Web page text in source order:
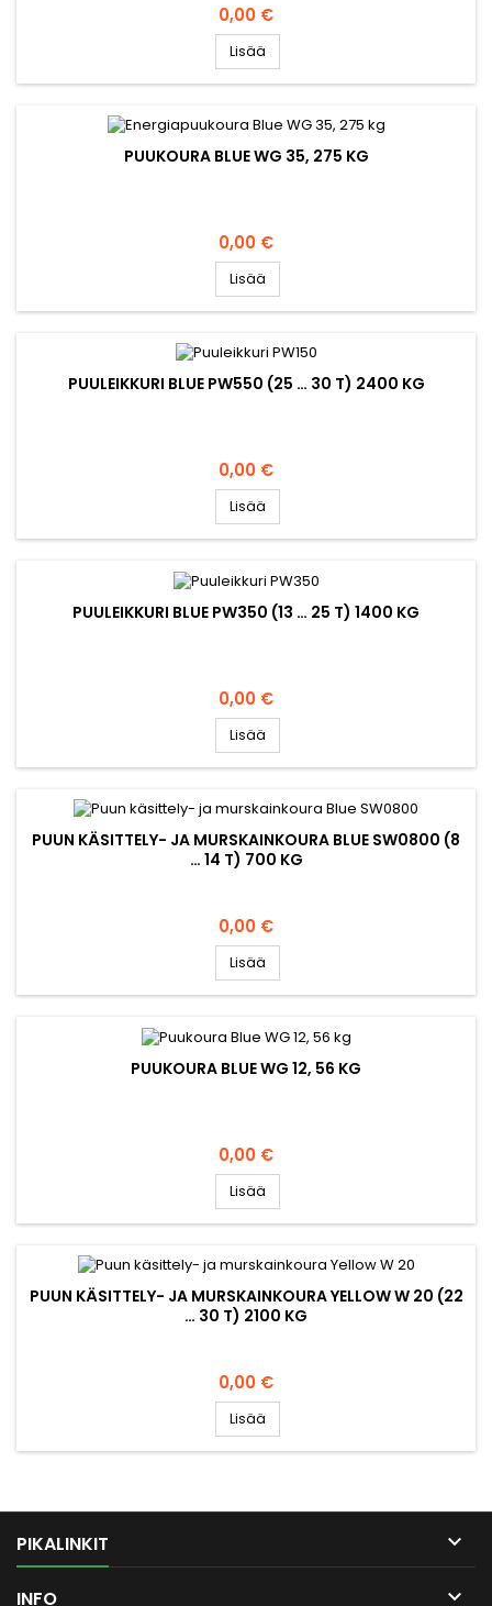
Hinta
0,00 €
Lisää
PUUKOURA BLUE WG 35, 275 KG
Hinta
0,00 €
Lisää
PUULEIKKURI BLUE PW550 (25 … 30 T) 2400 KG
Hinta
0,00 €
Lisää
PUULEIKKURI BLUE PW350 (13 … 25 T) 1400 KG
Hinta
0,00 €
Lisää
PUUN KÄSITTELY- JA MURSKAINKOURA BLUE SW0800 (8
… 14 T) 700 KG
Hinta
0,00 €
Lisää
PUUKOURA BLUE WG 12, 56 KG
Hinta
0,00 €
Lisää
PUUN KÄSITTELY- JA MURSKAINKOURA YELLOW W 20 (22
… 30 T) 2100 KG
Hinta
0,00 €
Lisää
PIKALINKIT 
INFO 